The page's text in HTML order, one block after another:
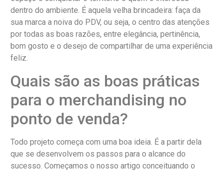
dentro do ambiente. É aquela velha brincadeira: faça da
sua marca a noiva do PDV, ou seja, o centro das atenções
por todas as boas razões, entre elegância, pertinência,
bom gosto e o desejo de compartilhar de uma experiência
feliz.
Quais são as boas práticas
para o merchandising no
ponto de venda?
Todo projeto começa com uma boa ideia. É a partir dela
que se desenvolvem os passos para o alcance do
sucesso. Começamos o nosso artigo conceituando o